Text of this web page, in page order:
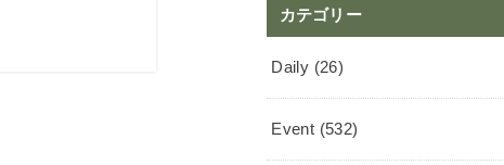
カテゴリー
Daily (26)
Event (532)